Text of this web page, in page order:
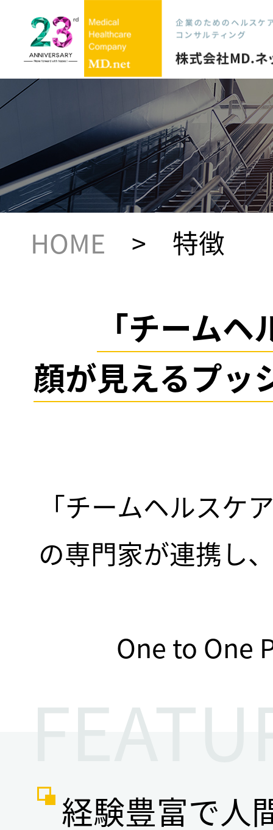
HOME > 特徴
「チーム
顔が見えるプッ
「チームヘルスケ
の専門家が連携し
One to One
経験豊富で人